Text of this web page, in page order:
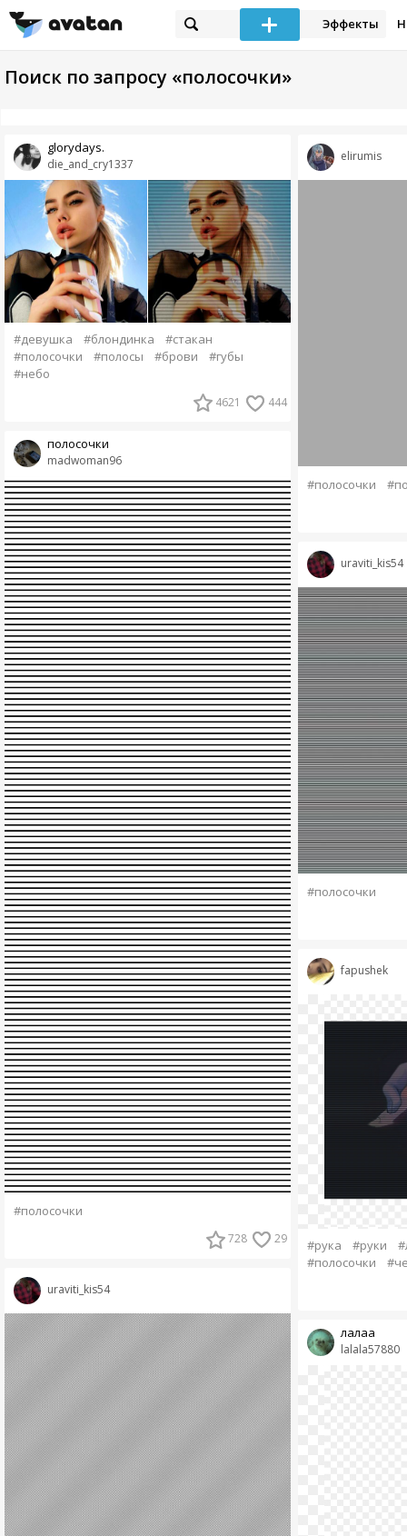
Эффекты
Поиск по запросу «полосочки»
die_and_cry1337
glorydays.
#девушка #блондинка
#стакан
#полосочки
#полосы #брови
#губы
#небо
4621 444
madwoman96
полосочки
#полосочки
728 29
uraviti_kis54
elirumis
#полосочки
uraviti_kis54
#полосочки
fapushek
#рука #руки
#полосочки
lalala57880
лалаа